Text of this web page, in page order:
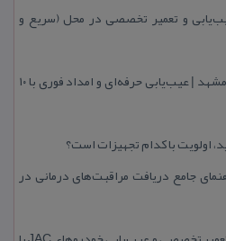
و تعمیر تخصصی در محل (سریع و
تعمیرگاه تخصصی كوییك در مشهد | عیب‌یابی حرفه‌ای و امداد فوری با ۱۰
جامع دریافت مراقبت‌های درمانی در